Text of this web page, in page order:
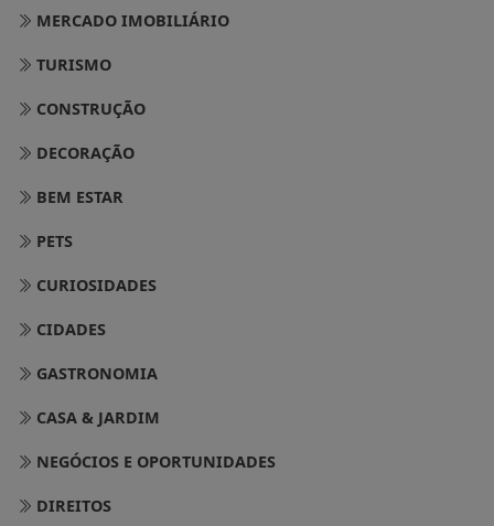
MERCADO IMOBILIÁRIO
TURISMO
CONSTRUÇÃO
DECORAÇÃO
BEM ESTAR
PETS
CURIOSIDADES
CIDADES
GASTRONOMIA
CASA & JARDIM
NEGÓCIOS E OPORTUNIDADES
DIREITOS